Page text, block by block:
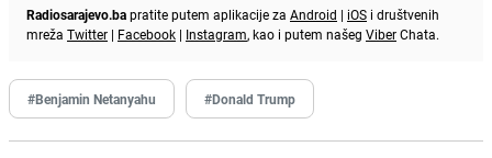
Radiosarajevo.bapratite putem aplikacije za Android | iOS i društvenih
mreža Twitter | Facebook | Instagram, kao i putem našeg ViberChata.
#Benjamin Netanyahu #Donald Trump